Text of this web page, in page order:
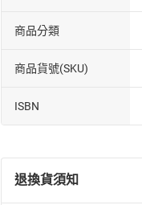
商品分類
商品貨號(SKU)
ISBN
退換貨須知